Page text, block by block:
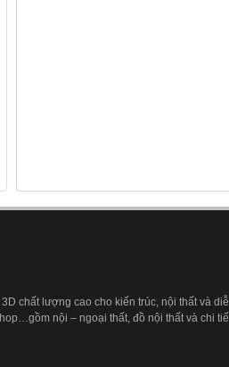
chất lượng cao cho kiến trúc, nội thất và
nội – ngoại thất, đồ nội thất và chi